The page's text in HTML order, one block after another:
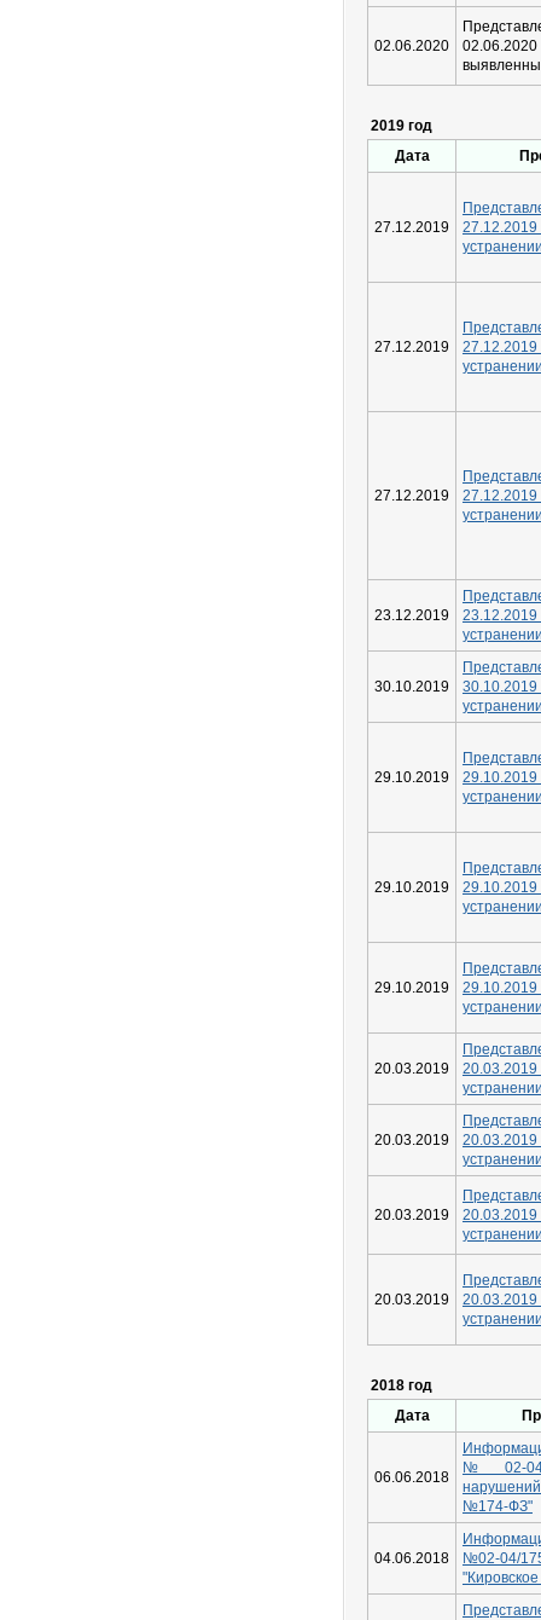
02.06.2020
2019 год
Дата
27.12.2019
27.12.2019
27.12.2019
23.12.2019
30.10.2019
29.10.2019
29.10.2019
29.10.2019
20.03.2019
20.03.2019
20.03.2019
20.03.2019
2018 год
Дата
06.06.2018
№02-
№174-ФЗ"
04.06.2018
№02-04/